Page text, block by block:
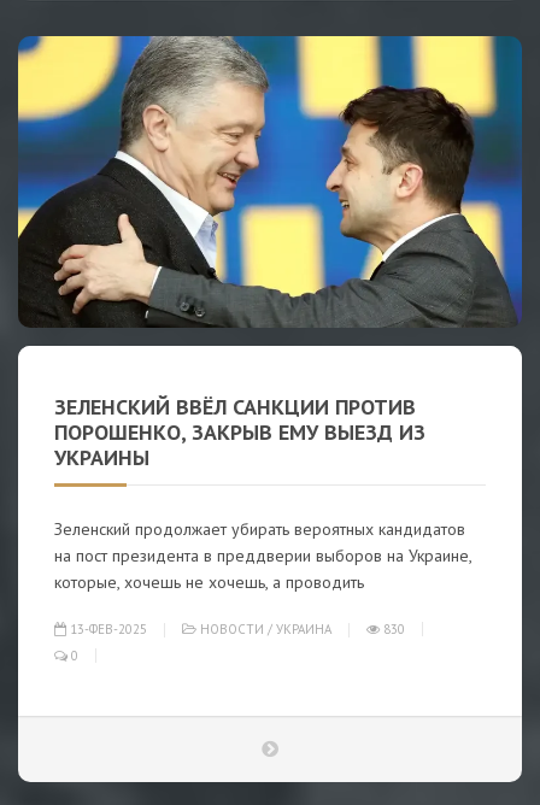
ЗЕЛЕНСКИЙ ВВЁЛ САНКЦИИ ПРОТИВ
ПОРОШЕНКО, ЗАКРЫВ ЕМУ ВЫЕЗД ИЗ
УКРАИНЫ
Зеленский продолжает убирать вероятных кандидатов
на пост президента в преддверии выборов на Украине,
которые, хочешь не хочешь, а проводить
13-ФЕВ-2025 НОВОСТИ / УКРАИНА
830
0